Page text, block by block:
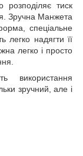
розподіляє тиск
Зручна Манжета
спеціальне
легко надягти її
легко і просто
використання
зручний, але і